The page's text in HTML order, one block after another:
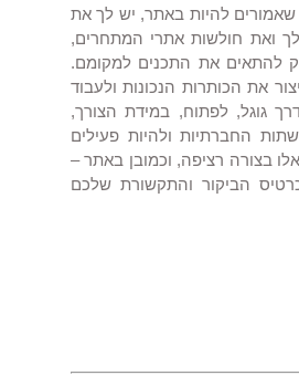
להיות באתר, יש לך את
ואת חולשות אתרי המתחרים,
להתאים את התכנים למקומם.
את הכותרות הנכונות ולעבוד
גוגל, לפתוח, במידת הצורך,
החברתיות ולהיות פעילים
בצורה רציפה, וכמובן באתר –
הביקור והתקשורת שלכם